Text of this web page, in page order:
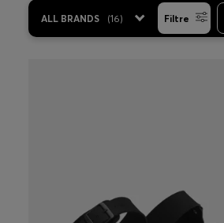
ALL BRANDS (16) Filtre